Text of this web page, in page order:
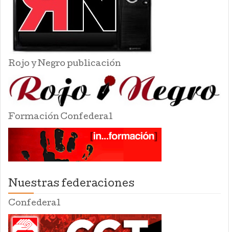
Rojo y Negro publicación
Formación Confederal
Nuestras federaciones
Confederal